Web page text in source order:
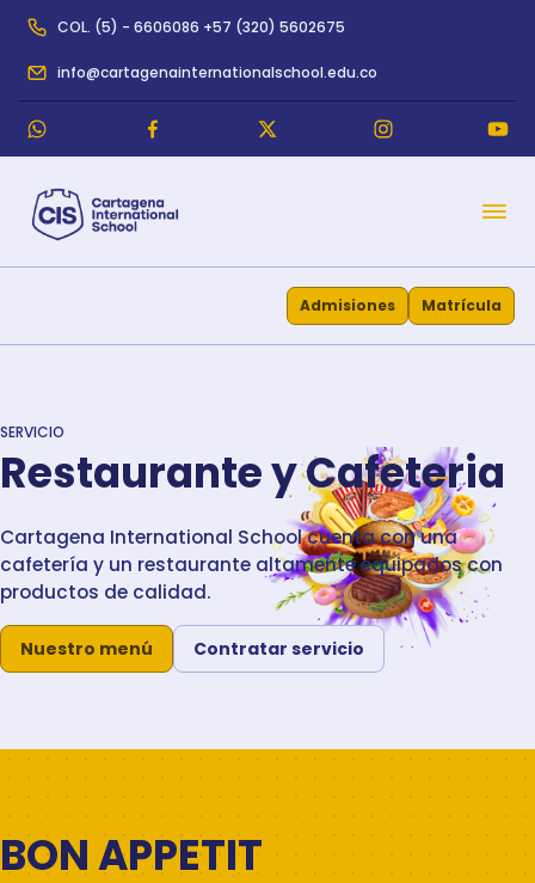
COL. (5) - 6606086 +57 (320) 5602675
info@cartagenainternationalschool.edu.co
Admisiones Matrícula
SERVICIO
Restaurante y Cafeteria
Cartagena International School cuenta con una
cafetería y un restaurante altamente equipados con
productos de calidad.
Nuestro menú Contratar servicio
BON APPETIT